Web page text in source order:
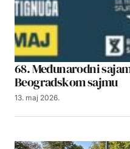
68. Međunarodni
Beogradskom sajmu
13. maj 2026.